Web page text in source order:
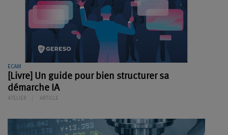
ECAM
[Livre] Un guide pour bien structurer sa
démarche IA
ATELIER ARTICLE